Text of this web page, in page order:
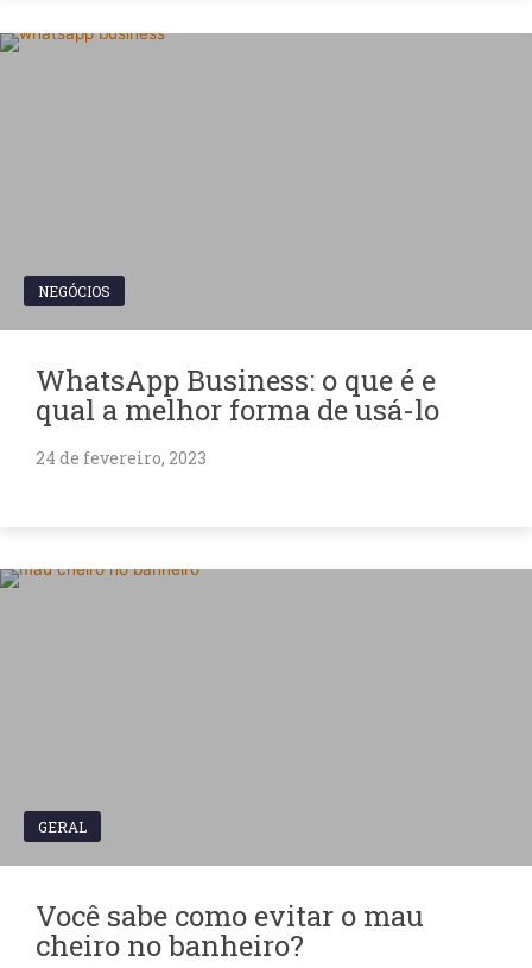
NEGÓCIOS
WhatsApp Business: o que é e
qual a melhor forma de usá-lo
24 de fevereiro, 2023
GERAL
Você sabe como evitar o mau
cheiro no banheiro?